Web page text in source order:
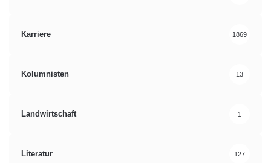
Karriere 1869
Kolumnisten 13
Landwirtschaft 1
Literatur 127